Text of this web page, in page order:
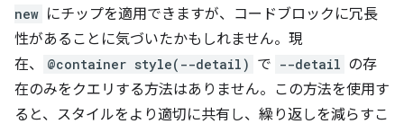
new にチップを適用できますが、コードブロックに冗長
性があることに気づいたかもしれません。現
在、
@container style(--detail) で --detail の存
在のみをクエリする方法はありません。この方法を使用す
ると、スタイルをより適切に共有し、繰り返しを減らすこ